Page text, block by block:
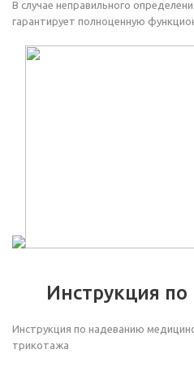
В случае неправильного
гарантирует полноценную
Инструкция
Инструкция по надеванию
трикотажа